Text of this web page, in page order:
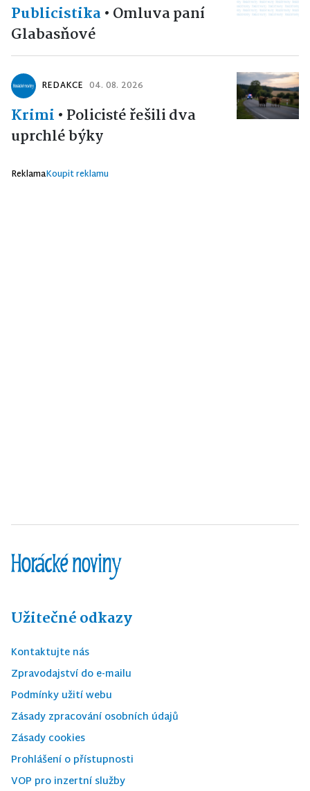
Publicistika• Omluva paní
Glabasňové
REDAKCE 04. 08. 2026
Krimi • Policisté řešili dva
uprchlé býky
ReklamaKoupit reklamu
Užitečné odkazy
Kontaktujte nás
Zpravodajství do e-mailu
Podmínky užití webu
Zásady zpracování osobních údajů
Zásady cookies
Prohlášení o přístupnosti
VOP pro inzertní služby